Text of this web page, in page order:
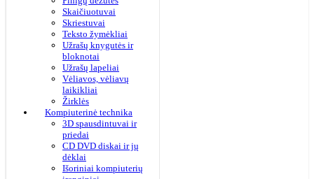
Skaičiuotuvai
Skriestuvai
Teksto žymėkliai
Užrašų knygutės ir
bloknotai
Užrašų lapeliai
Vėliavos, vėliavų
laikikliai
Žirklės
Kompiuterinė technika
3D spausdintuvai ir
priedai
CD DVD diskai ir jų
dėklai
Išoriniai kompiuterių